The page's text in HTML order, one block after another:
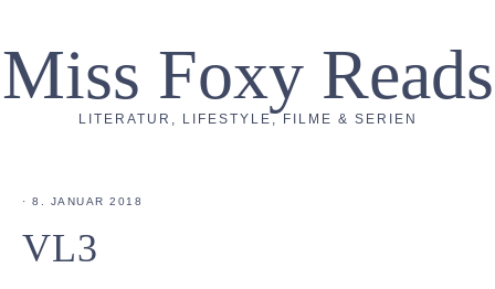
Miss Foxy Reads
LITERATUR, LIFESTYLE, FILME & SERIEN
· 8. JANUAR 2018
VL3